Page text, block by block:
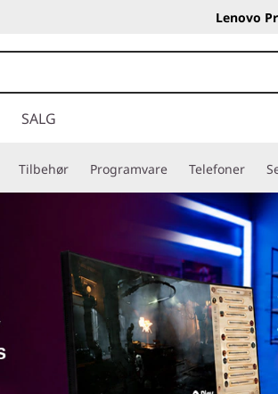
Lenovo
SALG
Tilbehør Programvare Telefoner